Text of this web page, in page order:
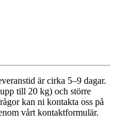
är cirka 5–9 dagar.
till 20 kg) och större
kan ni kontakta oss på
vårt kontaktformulär.